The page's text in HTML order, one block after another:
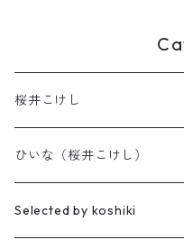
桜井こけし
天神様
櫻井家の伝統こけし
ひいな（桜井こけし）
昭寛作
Selected by koshiki